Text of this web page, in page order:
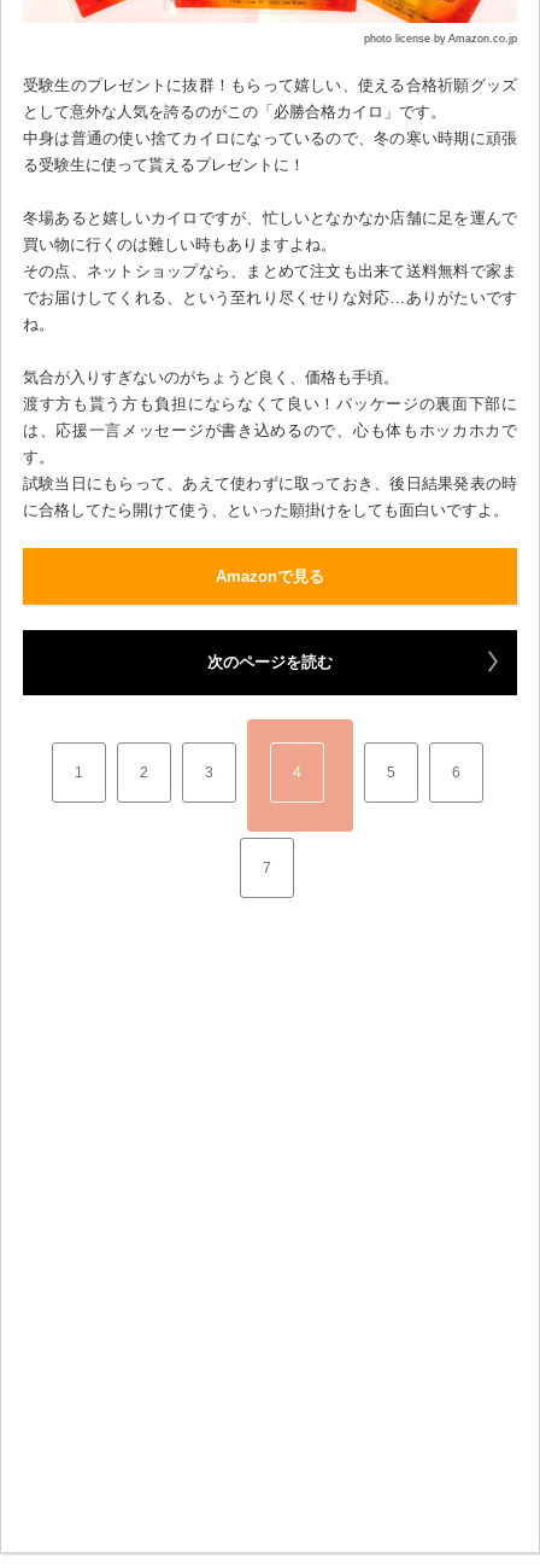
photo license by Amazon.co.jp
受験生のプレゼントに抜群！もらって嬉しい、使える合格祈願グッズ
として意外な人気を誇るのがこの「必勝合格カイロ」です。
中身は普通の使い捨てカイロになっているので、冬の寒い時期に頑張
る受験生に使って貰えるプレゼントに！
冬場あると嬉しいカイロですが、忙しいとなかなか店舗に足を運んで
買い物に行くのは難しい時もありますよね。
その点、ネットショップなら、まとめて注文も出来て送料無料で家ま
でお届けしてくれる、という至れり尽くせりな対応…ありがたいです
ね。
気合が入りすぎないのがちょうど良く、価格も手頃。
渡す方も貰う方も負担にならなくて良い！パッケージの裏面下部に
は、応援一言メッセージが書き込めるので、心も体もホッカホカで
す。
試験当日にもらって、あえて使わずに取っておき、後日結果発表の時
に合格してたら開けて使う、といった願掛けをしても面白いですよ。
Amazonで見る
次のページを読む
1 2 3 4 5 6
7